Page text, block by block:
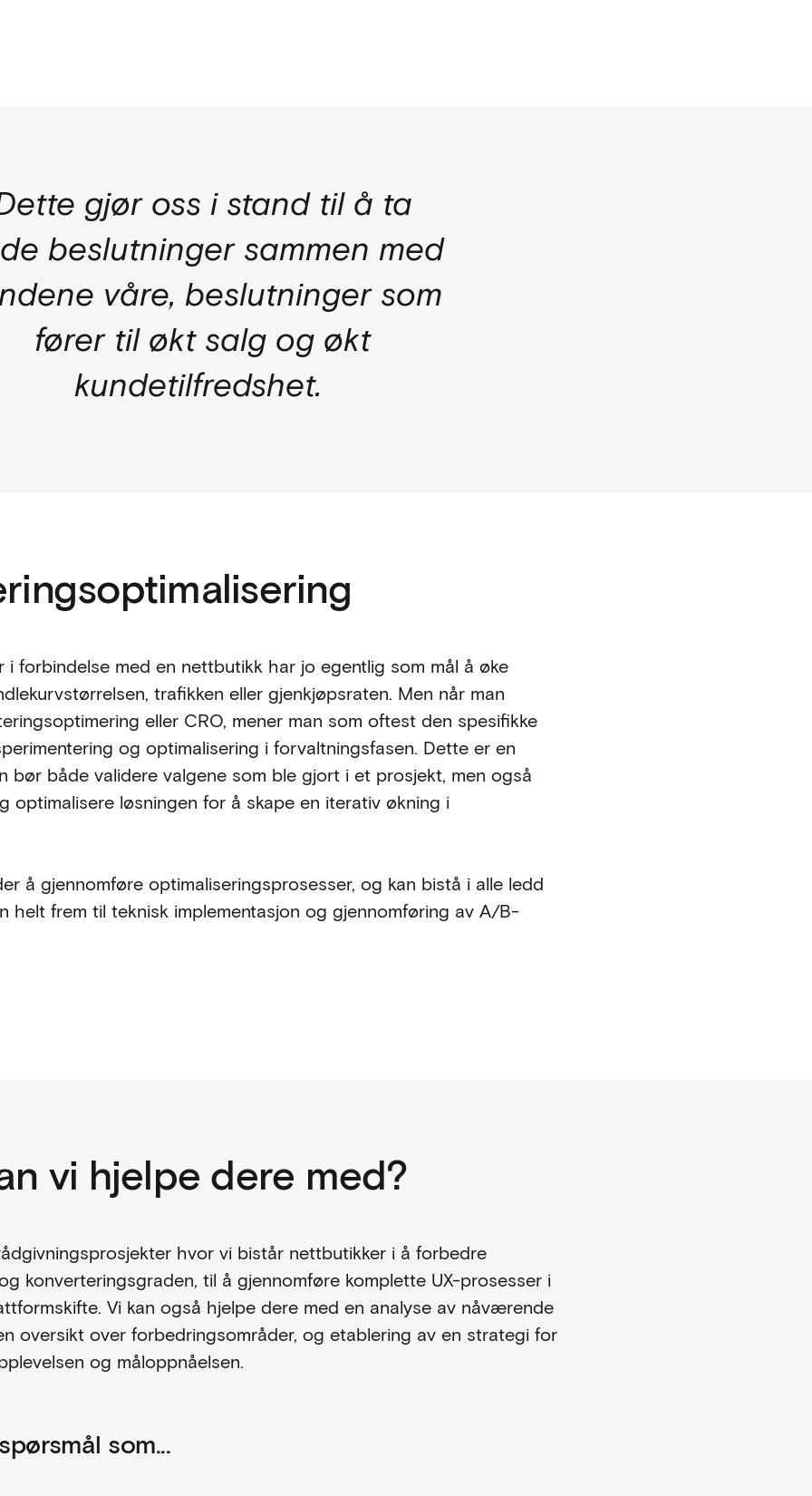
gjør oss i stand til å ta
beslutninger sammen med
våre, beslutninger som
fører til økt salg og økt
kundetilfredshet.
i forbindelse med en nettbutikk har jo egentlig som mål å øke
trafikken eller gjenkjøpsraten. Men når man
eller CRO, mener man som oftest den spesifikke
og optimalisering i forvaltningsfasen. Dette er en
bør både validere valgene som ble gjort i et prosjekt, men også
optimalisere løsningen for å skape en iterativ økning i
å gjennomføre optimaliseringsprosesser, og kan bistå i alle ledd
helt frem til teknisk implementasjon og gjennomføring av A/B-
vi hjelpe dere med?
hvor vi bistår nettbutikker i å forbedre
konverteringsgraden, til å gjennomføre komplette UX-prosesser i
Vi kan også hjelpe dere med en analyse av nåværende
oversikt over forbedringsområder, og etablering av en strategi for
og måloppnåelsen.
som...